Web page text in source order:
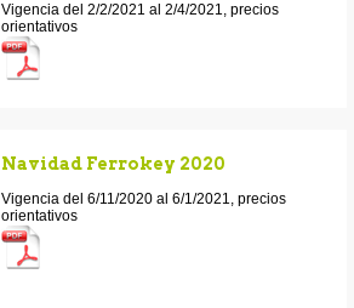
Vigencia del 2/2/2021 al 2/4/2021, precios
orientativos
Navidad Ferrokey 2020
Vigencia del 6/11/2020 al 6/1/2021, precios
orientativos